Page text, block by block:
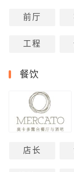
前厅
工程
餐饮
店长